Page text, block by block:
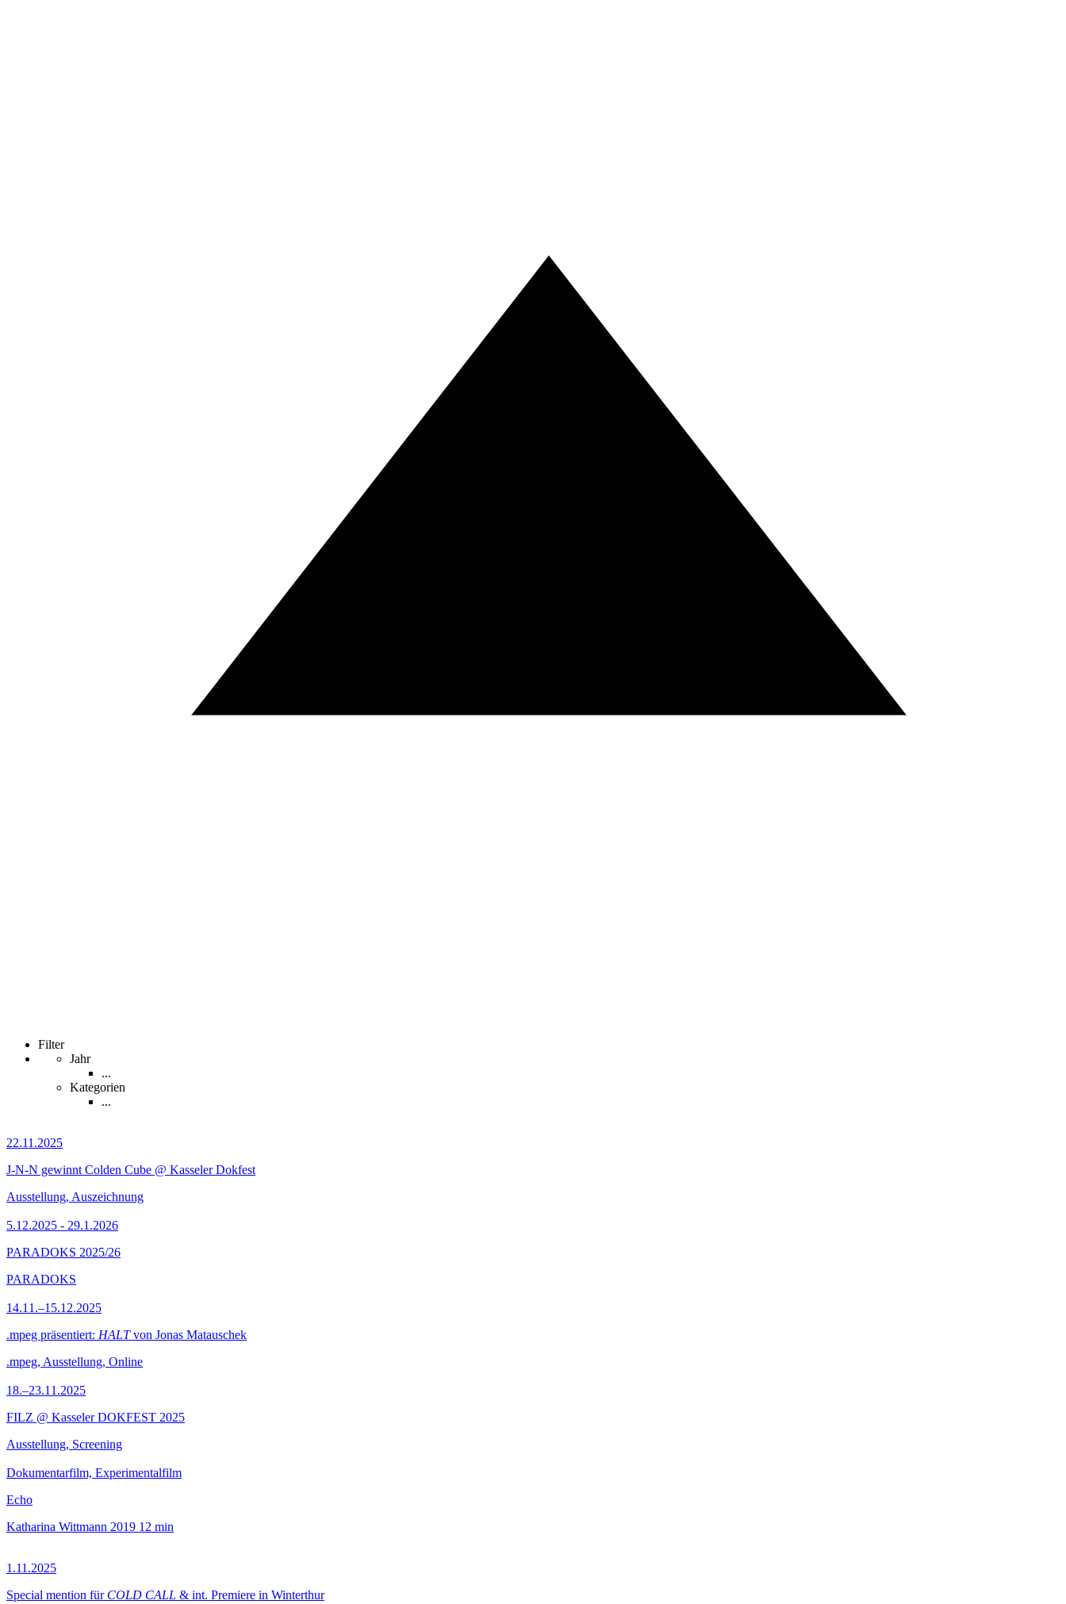
Filter
Jahr
...
Kategorien
...
22.11.2025
J-N-N gewinnt Colden Cube @ Kasseler Dokfest
Ausstellung, Auszeichnung
5.12.2025 - 29.1.2026
PARADOKS 2025/26
PARADOKS
14.11.–15.12.2025
.mpeg präsentiert: HALTvon Jonas Matauschek
.mpeg, Ausstellung, Online
18.–23.11.2025
FILZ @ Kasseler DOKFEST 2025
Ausstellung, Screening
Dokumentarfilm, Experimentalfilm
Echo
Katharina Wittmann 2019 12 min
1.11.2025
Special mention für COLD CALL & int. Premiere in Winterthur